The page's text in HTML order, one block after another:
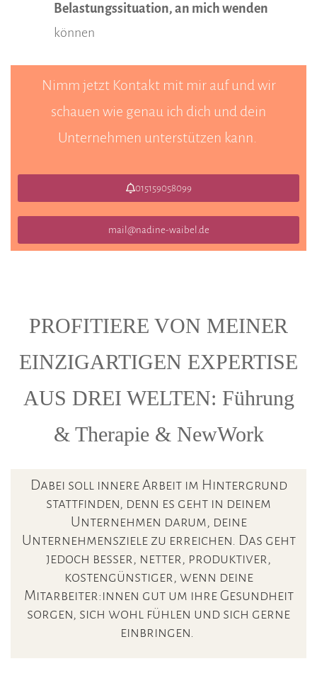
Belastungssituation, an mich wenden
können
Nimm jetzt Kontakt mit mir auf und wir
schauen wie genau ich dich und dein
Unternehmen unterstützen kann.
015159058099
mail@nadine-waibel.de
PROFITIERE VON MEINER
EINZIGARTIGEN EXPERTISE
AUS DREI WELTEN: Führung
& Therapie & NewWork
Dabei soll innere Arbeit im Hintergrund
stattfinden, denn es geht in deinem
Unternehmen darum, deine
Unternehmensziele zu erreichen. Das geht
jedoch besser, netter, produktiver,
kostengünstiger, wenn deine
Mitarbeiter:innen gut um ihre Gesundheit
sorgen, sich wohl fühlen und sich gerne
einbringen.